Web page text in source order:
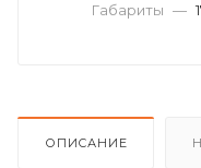
Габариты —
ОПИСАНИЕ